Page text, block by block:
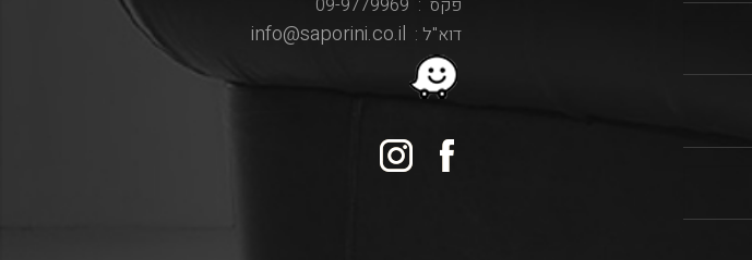
פקס : 09-9779969
דוא"ל : info@saporini.co.il